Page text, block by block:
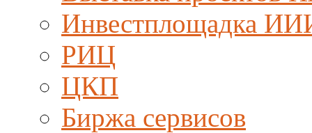
Инвестплощадка
РИЦ
ЦКП
Биржа сервисов